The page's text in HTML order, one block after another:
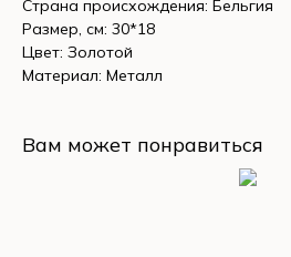
Страна происхождения: Бельгия
Размер, см: 30*18
Цвет: Золотой
Материал: Металл
Вам может понравиться